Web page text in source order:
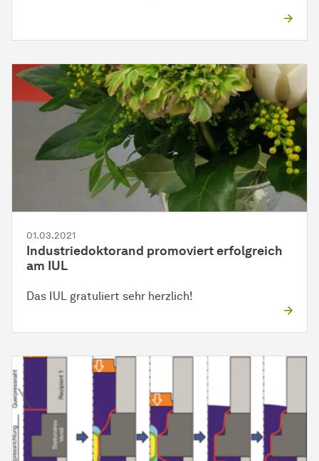
01.03.2021
Industriedoktorand promoviert erfolgreich
am IUL
Das IUL gratuliert sehr herzlich!